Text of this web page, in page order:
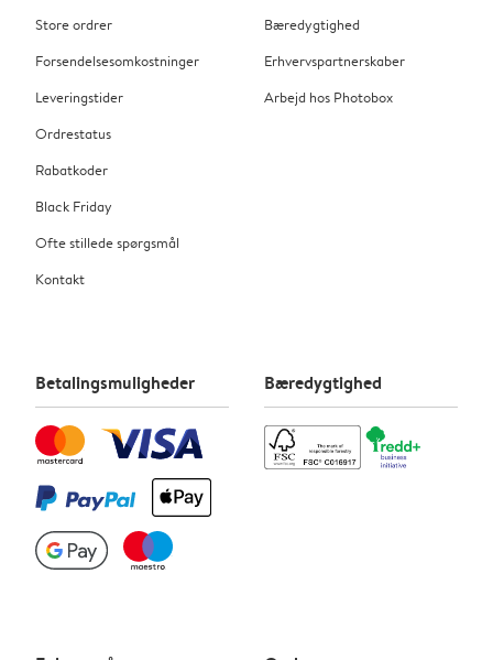
Store ordrer
Forsendelsesomkostninger
Leveringstider
Ordrestatus
Rabatkoder
Black Friday
Ofte stillede spørgsmål
Kontakt
Bæredygtighed
Erhvervspartnerskaber
Arbejd hos Photobox
Betalingsmuligheder Bæredygtighed